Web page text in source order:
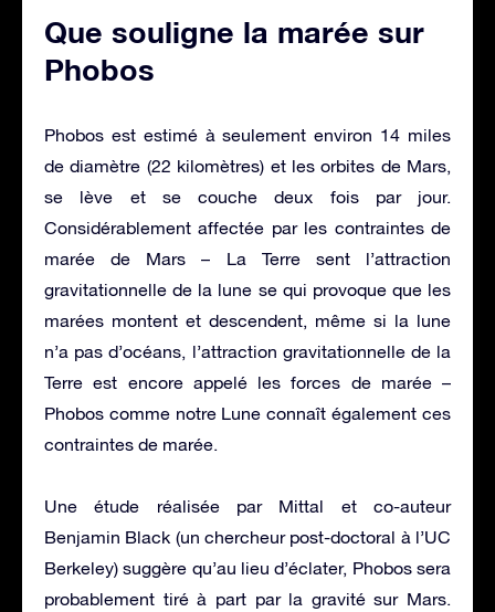
Que souligne la marée sur
Phobos
Phobos est estimé à seulement environ 14 miles
de diamètre (22 kilomètres) et les orbites de Mars,
se lève et se couche deux fois par jour.
Considérablement affectée par les contraintes de
marée de Mars – La Terre sent l’attraction
gravitationnelle de la lune se qui provoque que les
marées montent et descendent, même si la lune
n’a pas d’océans, l’attraction gravitationnelle de la
Terre est encore appelé les forces de marée –
Phobos comme notre Lune connaît également ces
contraintes de marée.
Une étude réalisée par Mittal et co-auteur
Benjamin Black (un chercheur post-doctoral à l’UC
Berkeley) suggère qu’au lieu d’éclater, Phobos sera
probablement tiré à part par la gravité sur Mars.